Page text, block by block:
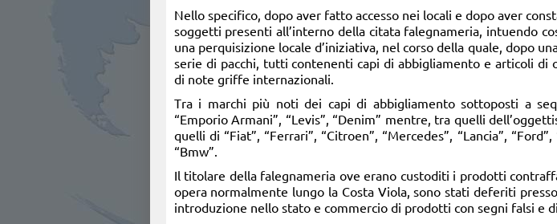
Nello specifico, dopo aver fatto accesso nei locali e dopo aver
soggetti presenti all’interno della citata falegnameria, intuendo
una perquisizione locale d’iniziativa, nel corso della quale, dopo
serie di pacchi, tutti contenenti capi di abbigliamento e articoli
di note griffe internazionali.
Tra i marchi più noti dei capi di abbigliamento sottoposti a
“Emporio Armani”, “Levis”, “Denim” mentre, tra quelli
quelli di “Fiat”, “Ferrari”, “Citroen”, “Mercedes”, “Lancia”,
“Bmw”.
Il titolare della falegnameria ove erano custoditi i prodotti
opera normalmente lungo la Costa Viola, sono stati deferiti
introduzione nello stato e commercio di prodotti con segni falsi e